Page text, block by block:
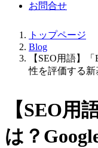
お問合せ
トップページ
Blog
【SEO用語】
性を評価する新
【SEO用
は？